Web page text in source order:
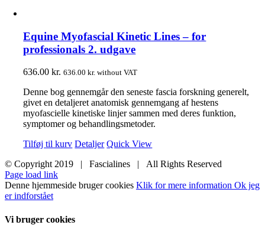
Equine Myofascial Kinetic Lines – for
professionals 2. udgave
636.00kr. 636.00kr. without VAT
Denne bog gennemgår den seneste fascia forskning generelt,
givet en detaljeret anatomisk gennemgang af hestens
myofascielle kinetiske linjer sammen med deres funktion,
symptomer og behandlingsmetoder.
Tilføj til kurv Detaljer Quick View
© Copyright 2019 | Fascialines | All Rights Reserved
Page load link
Denne hjemmeside bruger cookies Klik for mere information Ok jeg
er indforstået
Vi bruger cookies